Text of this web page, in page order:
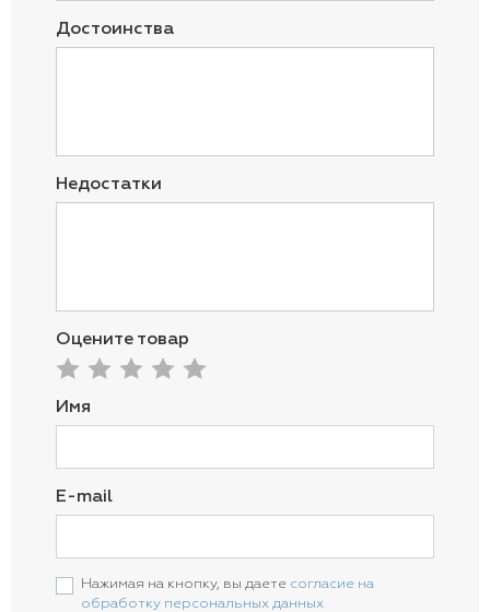
Достоинства
Недостатки
Оцените товар
Имя
E-mail
Нажимая на кнопку, вы даете согласие на
обработку персональных данных